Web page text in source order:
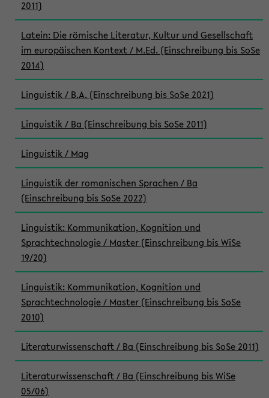
2011)
Latein: Die römische Literatur, Kultur und Gesellschaft
im europäischen Kontext / M.Ed. (Einschreibung bis SoSe
2014)
Linguistik / B.A. (Einschreibung bis SoSe 2021)
Linguistik / Ba (Einschreibung bis SoSe 2011)
Linguistik / Mag
Linguistik der romanischen Sprachen / Ba
(Einschreibung bis SoSe 2022)
Linguistik: Kommunikation, Kognition und
Sprachtechnologie / Master (Einschreibung bis WiSe
19/20)
Linguistik: Kommunikation, Kognition und
Sprachtechnologie / Master (Einschreibung bis SoSe
2010)
Literaturwissenschaft / Ba (Einschreibung bis SoSe 2011)
Literaturwissenschaft / Ba (Einschreibung bis WiSe
05/06)